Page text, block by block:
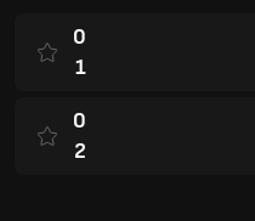
0
1
0
2